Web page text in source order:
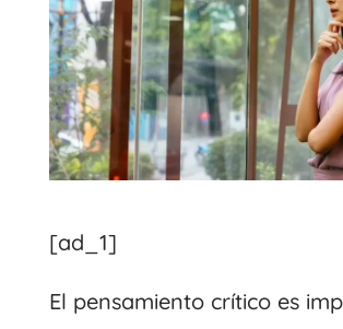
[ad_1]
El pensamiento crítico es